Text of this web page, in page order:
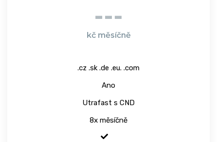
---
kč měsíčně
.cz .sk .de .eu. .com
Ano
Utrafast s CND
8x měsíčně